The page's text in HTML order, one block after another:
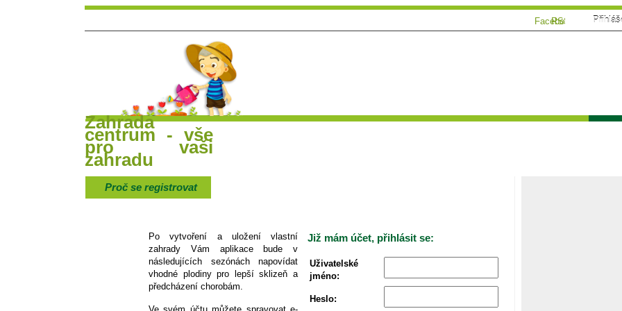
Facebook
RSS
Zahrada
centrum - vše
pro vaši
zahradu
Hlavní strana Poradna a diskuse
Proč se registrovat
Po vytvoření a uložení vlastní
zahrady Vám aplikace bude v
následujících sezónách napovídat
vhodné plodiny pro lepší sklizeň a
předcházení chorobám.
Již mám účet, přihlásit se:
Uživatelské
jméno:
Heslo: